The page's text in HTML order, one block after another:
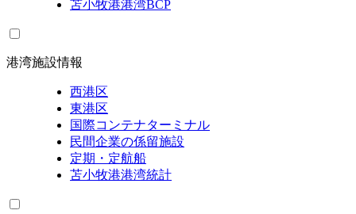
苫小牧港港湾BCP
港湾施設情報
西港区
東港区
国際コンテナターミナル
民間企業の係留施設
定期・定航船
苫小牧港港湾統計